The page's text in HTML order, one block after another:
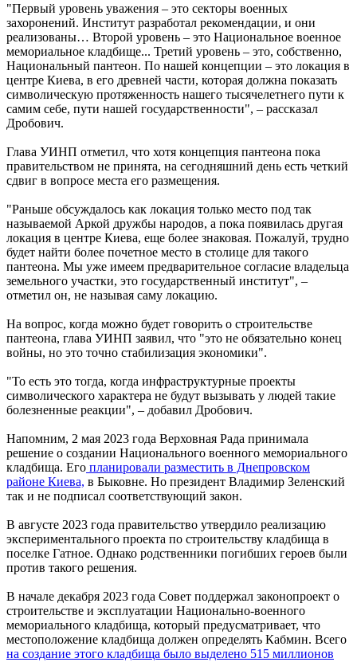
"Первый уровень уважения – это секторы военных
захоронений. Институт разработал рекомендации, и они
реализованы… Второй уровень – это Национальное военное
мемориальное кладбище... Третий уровень – это, собственно,
Национальный пантеон. По нашей концепции – это локация в
центре Киева, в его древней части, которая должна показать
символическую протяженность нашего тысячелетнего пути к
самим себе, пути нашей государственности", – рассказал
Дробович.
Глава УИНП отметил, что хотя концепция пантеона пока
правительством не принята, на сегодняшний день есть четкий
сдвиг в вопросе места его размещения.
"Раньше обсуждалось как локация только место под так
называемой Аркой дружбы народов, а пока появилась другая
локация в центре Киева, еще более знаковая. Пожалуй, трудно
будет найти более почетное место в столице для такого
пантеона. Мы уже имеем предварительное согласие владельца
земельного участки, это государственный институт", –
отметил он, не называя саму локацию.
На вопрос, когда можно будет говорить о строительстве
пантеона, глава УИНП заявил, что "это не обязательно конец
войны, но это точно стабилизация экономики".
"То есть это тогда, когда инфраструктурные проекты
символического характера не будут вызывать у людей такие
болезненные реакции", – добавил Дробович.
Напомним, 2 мая 2023 года Верховная Рада принимала
решение о создании Национального военного мемориального
кладбища. Его планировали разместить в Днепровском
районе Киева, в Быковне. Но президент Владимир Зеленский
так и не подписал соответствующий закон.
В августе 2023 года правительство утвердило реализацию
экспериментального проекта по строительству кладбища в
поселке Гатное. Однако родственники погибших героев были
против такого решения.
В начале декабря 2023 года Совет поддержал законопроект о
строительстве и эксплуатации Национально-военного
мемориального кладбища, который предусматривает, что
местоположение кладбища должен определять Кабмин. Всего
на создание этого кладбища было выделено 515 миллионов